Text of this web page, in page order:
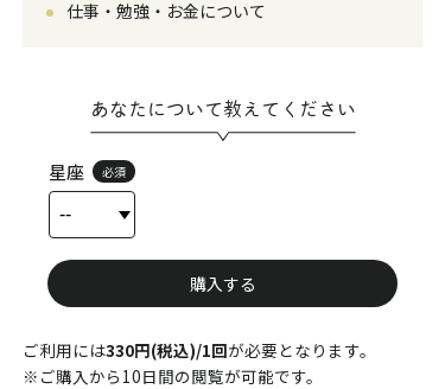
仕事・勉強・お金について
あなたについて教えてください
星座 必須
購入する
ご利用には330円(税込)/1回が必要となります。
※ご購入から10日間の閲覧が可能です。